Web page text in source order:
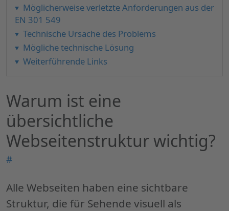
Möglicherweise verletzte Anforderungen aus der
EN 301 549
Technische Ursache des Problems
Mögliche technische Lösung
Weiterführende Links
Warum ist eine
übersichtliche
Webseitenstruktur wichtig?
#
Alle Webseiten haben eine sichtbare
Struktur, die für Sehende visuell als